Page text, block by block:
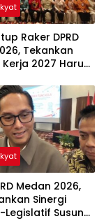
Raker DPRD
Tekankan
2027 Harus
Medan 2026,
Sinergi
Legislatif Susun